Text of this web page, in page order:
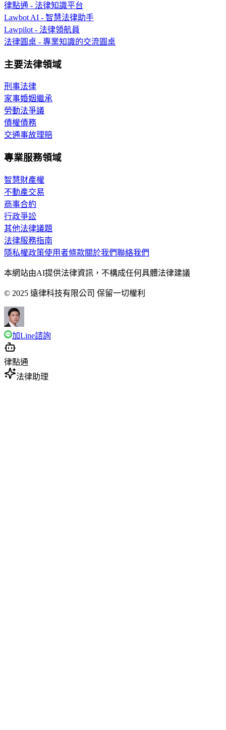
律點通 - 法律知識平台
Lawbot AI - 智慧法律助手
Lawpilot - 法律領航員
法律圓桌 - 專業知識的交流圓桌
主要法律領域
刑事法律
家事婚姻繼承
勞動法爭議
債權債務
交通事故理賠
專業服務領域
智慧財產權
不動產交易
商事合約
行政爭訟
其他法律議題
法律服務指南
隱私權政策使用者條款關於我們聯絡我們
本網站由AI提供法律資訊，不構成任何具體法律建議
© 2025 遠律科技有限公司 保留一切權利
加Line諮詢
律點通
法律助理